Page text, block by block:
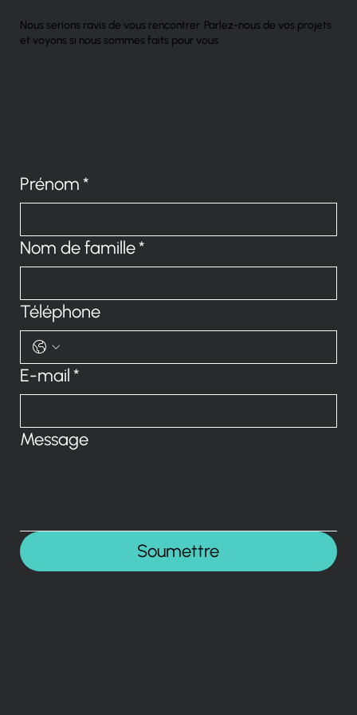
Nous serions ravis de vous rencontrer. Parlez-nous de vos projets
et voyons si nous sommes faits pour vous.
Prénom*
Nom de famille*
Téléphone
E-mail*
Message
Soumettre